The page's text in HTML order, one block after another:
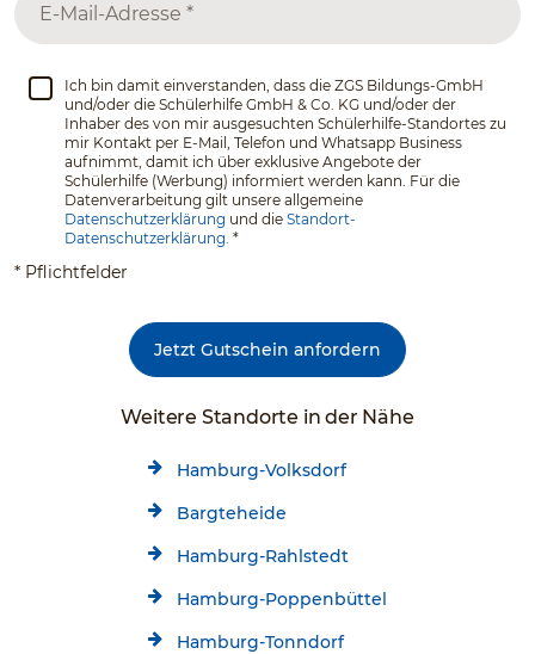
Ich bin damit einverstanden, dass die ZGS Bildungs-GmbH
und/oder die Schülerhilfe GmbH & Co. KG und/oder der
Inhaber des von mir ausgesuchten Schülerhilfe-Standortes zu
mir Kontakt per E-Mail, Telefon und Whatsapp Business
aufnimmt, damit ich über exklusive Angebote der
Schülerhilfe (Werbung) informiert werden kann. Für die
Datenverarbeitung gilt unsere allgemeine
Datenschutzerklärung und die Standort-
Datenschutzerklärung. *
* Pflichtfelder
Jetzt Gutschein anfordern
Weitere Standorte in der Nähe
Hamburg-Volksdorf
Bargteheide
Hamburg-Rahlstedt
Hamburg-Poppenbüttel
Hamburg-Tonndorf